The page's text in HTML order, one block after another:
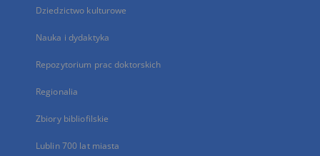
Dziedzictwo kulturowe
Nauka i dydaktyka
Repozytorium prac doktorskich
Regionalia
Zbiory bibliofilskie
Lublin 700 lat miasta